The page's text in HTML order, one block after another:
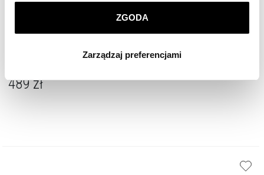
korzystamy. Możesz również wybrać jaki rodzaj plików
Zarządzaj preferencjami
ZGODA
Zarządzaj preferencjami
489 zł